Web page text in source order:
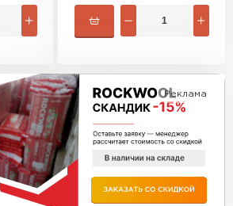
Реклама
Изотек
ПЕРЕЙТИ
Ruspanel
ПЕРЕЙТИ
Hotrock
Теплекс
Эковер